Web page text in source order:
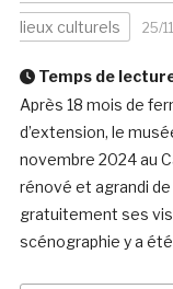
lieux culturels 25/
Temps de
Après 18 mois de
d’extension, le
novembre 2024 au
rénové et agrandi
gratuitement ses
scénographie y a